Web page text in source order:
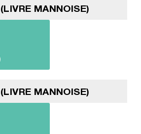
MANNOISE)
MANNOISE)